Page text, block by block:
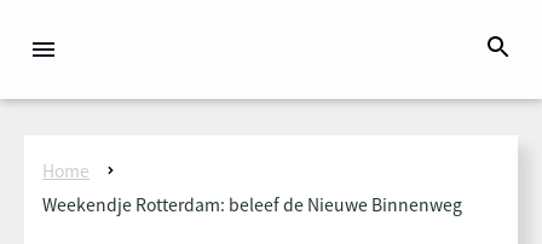
Home
Weekendje Rotterdam: beleef de Nieuwe Binnenweg